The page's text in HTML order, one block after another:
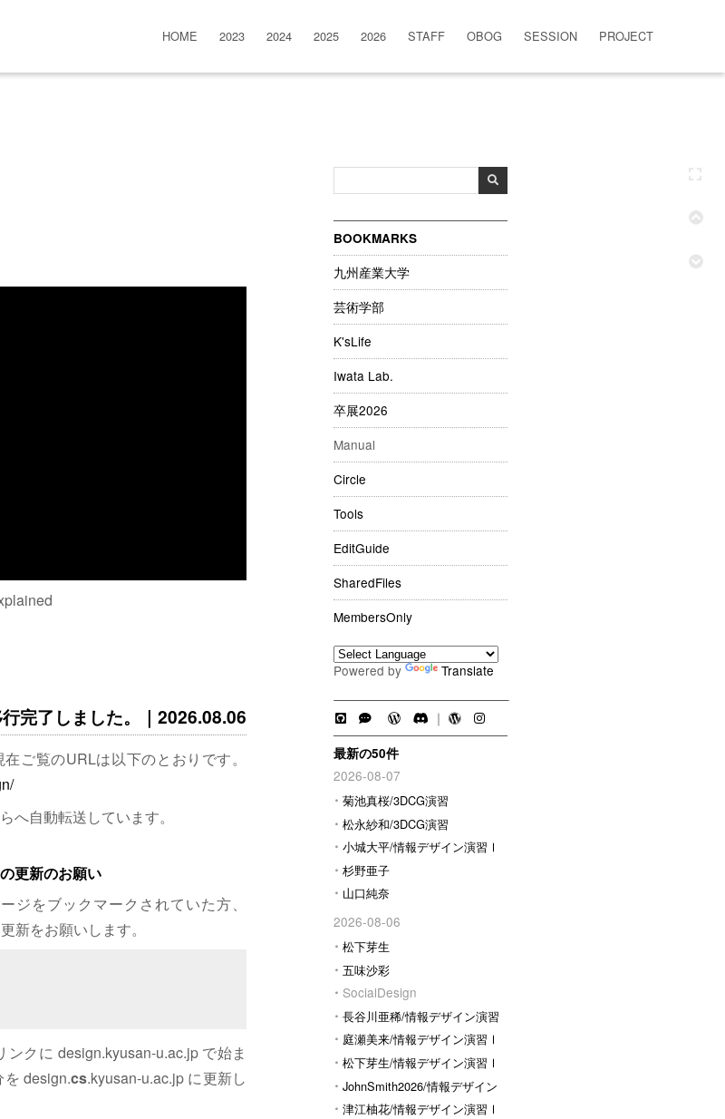
HOME 2023 2024 2025 2026 STAFF OBOG SESSION PROJECT
BOOKMARKS
九州産業大学
芸術学部
K'sLife
Iwata Lab.
卒展2026
Manual
Circle
Tools
EditGuide
SharedFiles
MembersOnly
Powered by Translate
｜
最新の50件
2026-08-07
菊池真桜/3DCG演習
松永紗和/3DCG演習
小城大平/情報デザイン演習Ⅰ
杉野亜子
山口純奈
2026-08-06
松下芽生
五味沙彩
SocialDesign
長谷川亜稀/情報デザイン演習
Ⅰ 庭瀬美来/情報デザイン演習Ⅰ
松下芽生/情報デザイン演習Ⅰ
JohnSmith2026/情報デザイン
演習I
津江柚花/情報デザイン演習Ⅰ
完了しました。｜2026.08.06
ご覧のURLは以下のとおりです。
へ自動転送しています。
更新のお願い
ジをブックマークされていた方、
新をお願いします。
クに design.kyusan-u.ac.jp で始ま
design.cs.kyusan-u.ac.jp に更新し